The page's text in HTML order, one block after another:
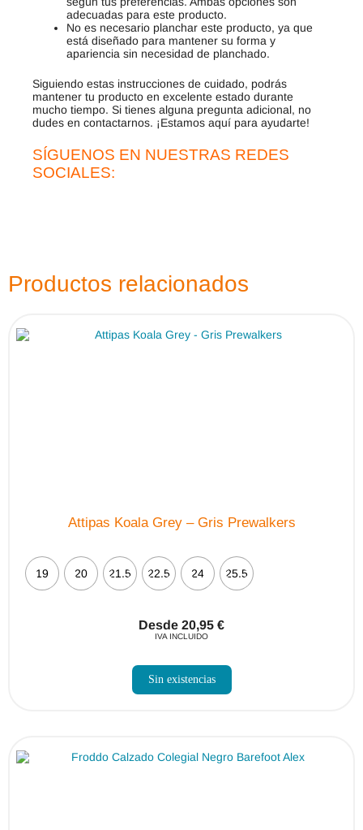
adecuadas para este producto.
No es necesario planchar este producto, ya que
está diseñado para mantener su forma y
apariencia sin necesidad de planchado.
Siguiendo estas instrucciones de cuidado, podrás
mantener tu producto en excelente estado durante
mucho tiempo. Si tienes alguna pregunta adicional, no
dudes en contactarnos. ¡Estamos aquí para ayudarte!
SÍGUENOS EN NUESTRAS REDES
SOCIALES:
Productos relacionados
Attipas Koala Grey – Gris Prewalkers
19 20 21.5 22.5 24 25.5
Desde 20,95 €
IVA INCLUIDO
Sin existencias
pueden